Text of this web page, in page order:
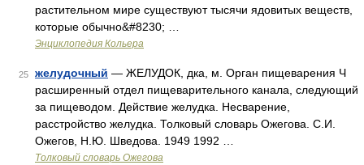
растительном мире существуют тысячи ядовитых веществ,
которые обычно&#8230; …
Энциклопедия Кольера
25 желудочный — ЖЕЛУДОК, дка, м. Орган пищеварения Ч
расширенный отдел пищеварительного канала, следующий
за пищеводом. Действие желудка. Несварение,
расстройство желудка. Толковый словарь Ожегова. С.И.
Ожегов, Н.Ю. Шведова. 1949 1992 …
Толковый словарь Ожегова